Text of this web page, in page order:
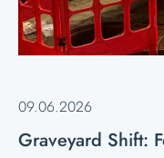
09.06.2026
Graveyard Shift: